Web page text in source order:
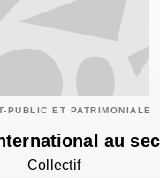
PUBLIC ET PATRIMONIALE
au
Collectif